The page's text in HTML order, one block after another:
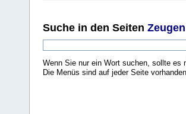
Suche in den Seiten
Wenn Sie nur ein Wort suchen, sollte
Die Menüs sind auf jeder Seite